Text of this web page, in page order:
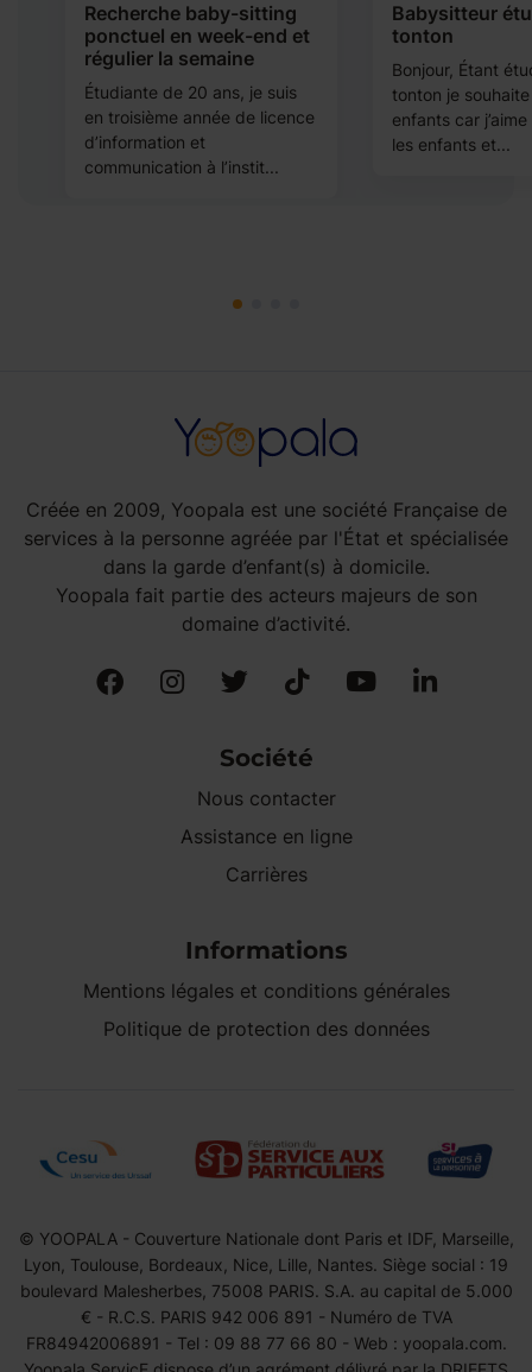
Recherche baby-sitting
ponctuel en week-end et
régulier la semaine
Étudiante de 20 ans, je suis
en troisième année de licence
d’information et
communication à l’instit...
Babysitteur
tonton
Bonjour, Étant
tonton je
enfants car
les enfants et...
Créée en 2009, Yoopala est une société Française de
services à la personne agréée par l'État et spécialisée
dans la garde d’enfant(s) à domicile.
Yoopala fait partie des acteurs majeurs de son
domaine d’activité.
Société
Nous contacter
Assistance en ligne
Carrières
Informations
Mentions légales et conditions générales
Politique de protection des données
© YOOPALA - Couverture Nationale dont Paris et IDF, Marseille,
Lyon, Toulouse, Bordeaux, Nice, Lille, Nantes. Siège social : 19
boulevard Malesherbes, 75008 PARIS. S.A. au capital de 5.000
€ - R.C.S. PARIS 942 006 891 - Numéro de TVA
FR84942006891 - Tel : 09 88 77 66 80 - Web : yoopala.com.